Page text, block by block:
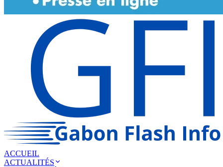
ACCUEIL
ACTUALITÉS